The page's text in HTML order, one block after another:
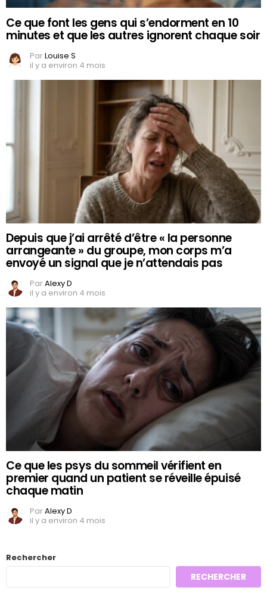
Ce que font les gens qui s’endorment en 10
minutes et que les autres ignorent chaque soir
ParLouise S
il y a environ 4 mois
Depuis que j’ai arrêté d’être « la personne
arrangeante » du groupe, mon corps m’a
envoyé un signal que je n’attendais pas
ParAlexy D
il y a environ 4 mois
Ce que les psys du sommeil vérifient en
premier quand un patient se réveille épuisé
chaque matin
ParAlexy D
il y a environ 4 mois
Rechercher
RECHERCHER